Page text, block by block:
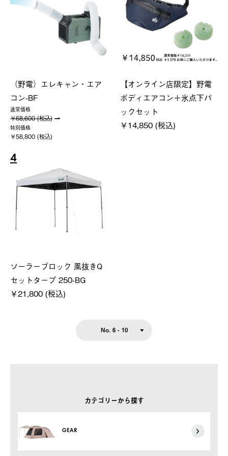
カテゴリーから探す
GEAR
（野電）エレキャン・エア
コン-BF
通常価格
￥68,600 (税込)
特別価格
￥58,800 (税込)
【オンライン店限定】野電
ボディエアコン＋氷点下パ
ックセット
￥14,850 (税込)
4
ソーラーブロック 風抜きQ
セットタープ 250-BG
￥21,800 (税込)
No. 6 - 10